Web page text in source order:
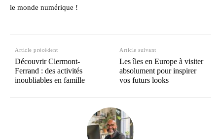
le monde numérique !
Article précédent
Découvrir Clermont-
Ferrand : des activités
inoubliables en famille
Article suivant
Les îles en Europe à visiter
absolument pour inspirer
vos futurs looks